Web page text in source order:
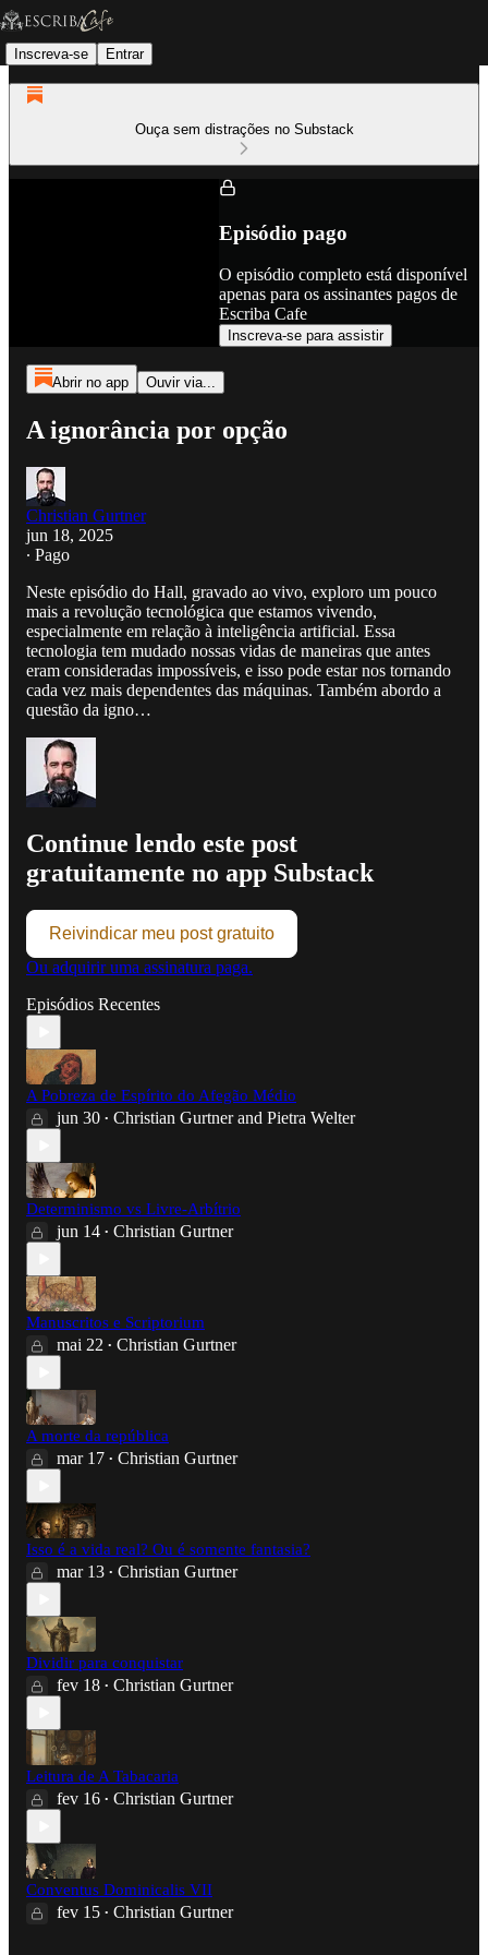
Inscreva-se Entrar
Ouça sem distrações no Substack
Episódio pago
O episódio completo está disponível
apenas para os assinantes pagos de
Escriba Cafe
Inscreva-se para assistir
Abrir no app Ouvir via...
A ignorância por opção
Christian Gurtner
jun 18, 2025
∙ Pago
Neste episódio do Hall, gravado ao vivo, exploro um pouco
mais a revolução tecnológica que estamos vivendo,
especialmente em relação à inteligência artificial. Essa
tecnologia tem mudado nossas vidas de maneiras que antes
eram consideradas impossíveis, e isso pode estar nos tornando
cada vez mais dependentes das máquinas. Também abordo a
questão da igno…
Continue lendo este post
gratuitamente no app Substack
Reivindicar meu post gratuito
Ou adquirir uma assinatura paga.
Episódios Recentes
A Pobreza de Espírito do Afegão Médio
jun 30 • Christian Gurtnerand Pietra Welter
Determinismo vs Livre-Arbítrio
jun 14 • Christian Gurtner
Manuscritos e Scriptorium
mai 22 • Christian Gurtner
A morte da república
mar 17 • Christian Gurtner
Isso é a vida real? Ou é somente fantasia?
mar 13 • Christian Gurtner
Dividir para conquistar
fev 18 • Christian Gurtner
Leitura de A Tabacaria
fev 16 • Christian Gurtner
Conventus Dominicalis VII
fev 15 • Christian Gurtner